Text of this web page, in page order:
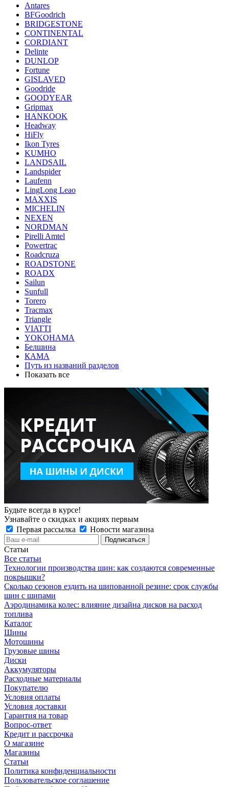
Antares
BFGoodrich
BRIDGESTONE
CONTINENTAL
CORDIANT
Delinte
DUNLOP
Fortune
GISLAVED
Goodride
GOODYEAR
Gripmax
HANKOOK
Headway
HiFly
Ikon Tyres
KUMHO
LANDSAIL
Landspider
Laufenn
LingLong Leao
MAXXIS
MICHELIN
NEXEN
NORDMAN
Pirelli Amtel
Powertrac
Roadcruza
ROADSTONE
ROADX
Sailun
Sunfull
Torero
Tracmax
Triangle
VIATTI
YOKOHAMA
Белшина
КАМА
Путь из названий разделов
Показать все
Будьте всегда в курсе!
Узнавайте о скидках и акциях первым
Первая рассылка
Новости магазина
Статьи
Все статьи
Технологии производства шин: как создаются современные
покрышки?
Сколько сезонов ездить на шипованной резине: срок службы
шин с шипами
Аэродинамика колес: влияние дизайна дисков на расход
топлива
Каталог
Шины
Мотошины
Грузовые шины
Диски
Аккумуляторы
Расходные материалы
Покупателю
Условия оплаты
Условия доставки
Гарантия на товар
Вопрос-ответ
Кредит и рассрочка
О магазине
Магазины
Статьи
Политика конфиденциальности
Пользовательское соглашение